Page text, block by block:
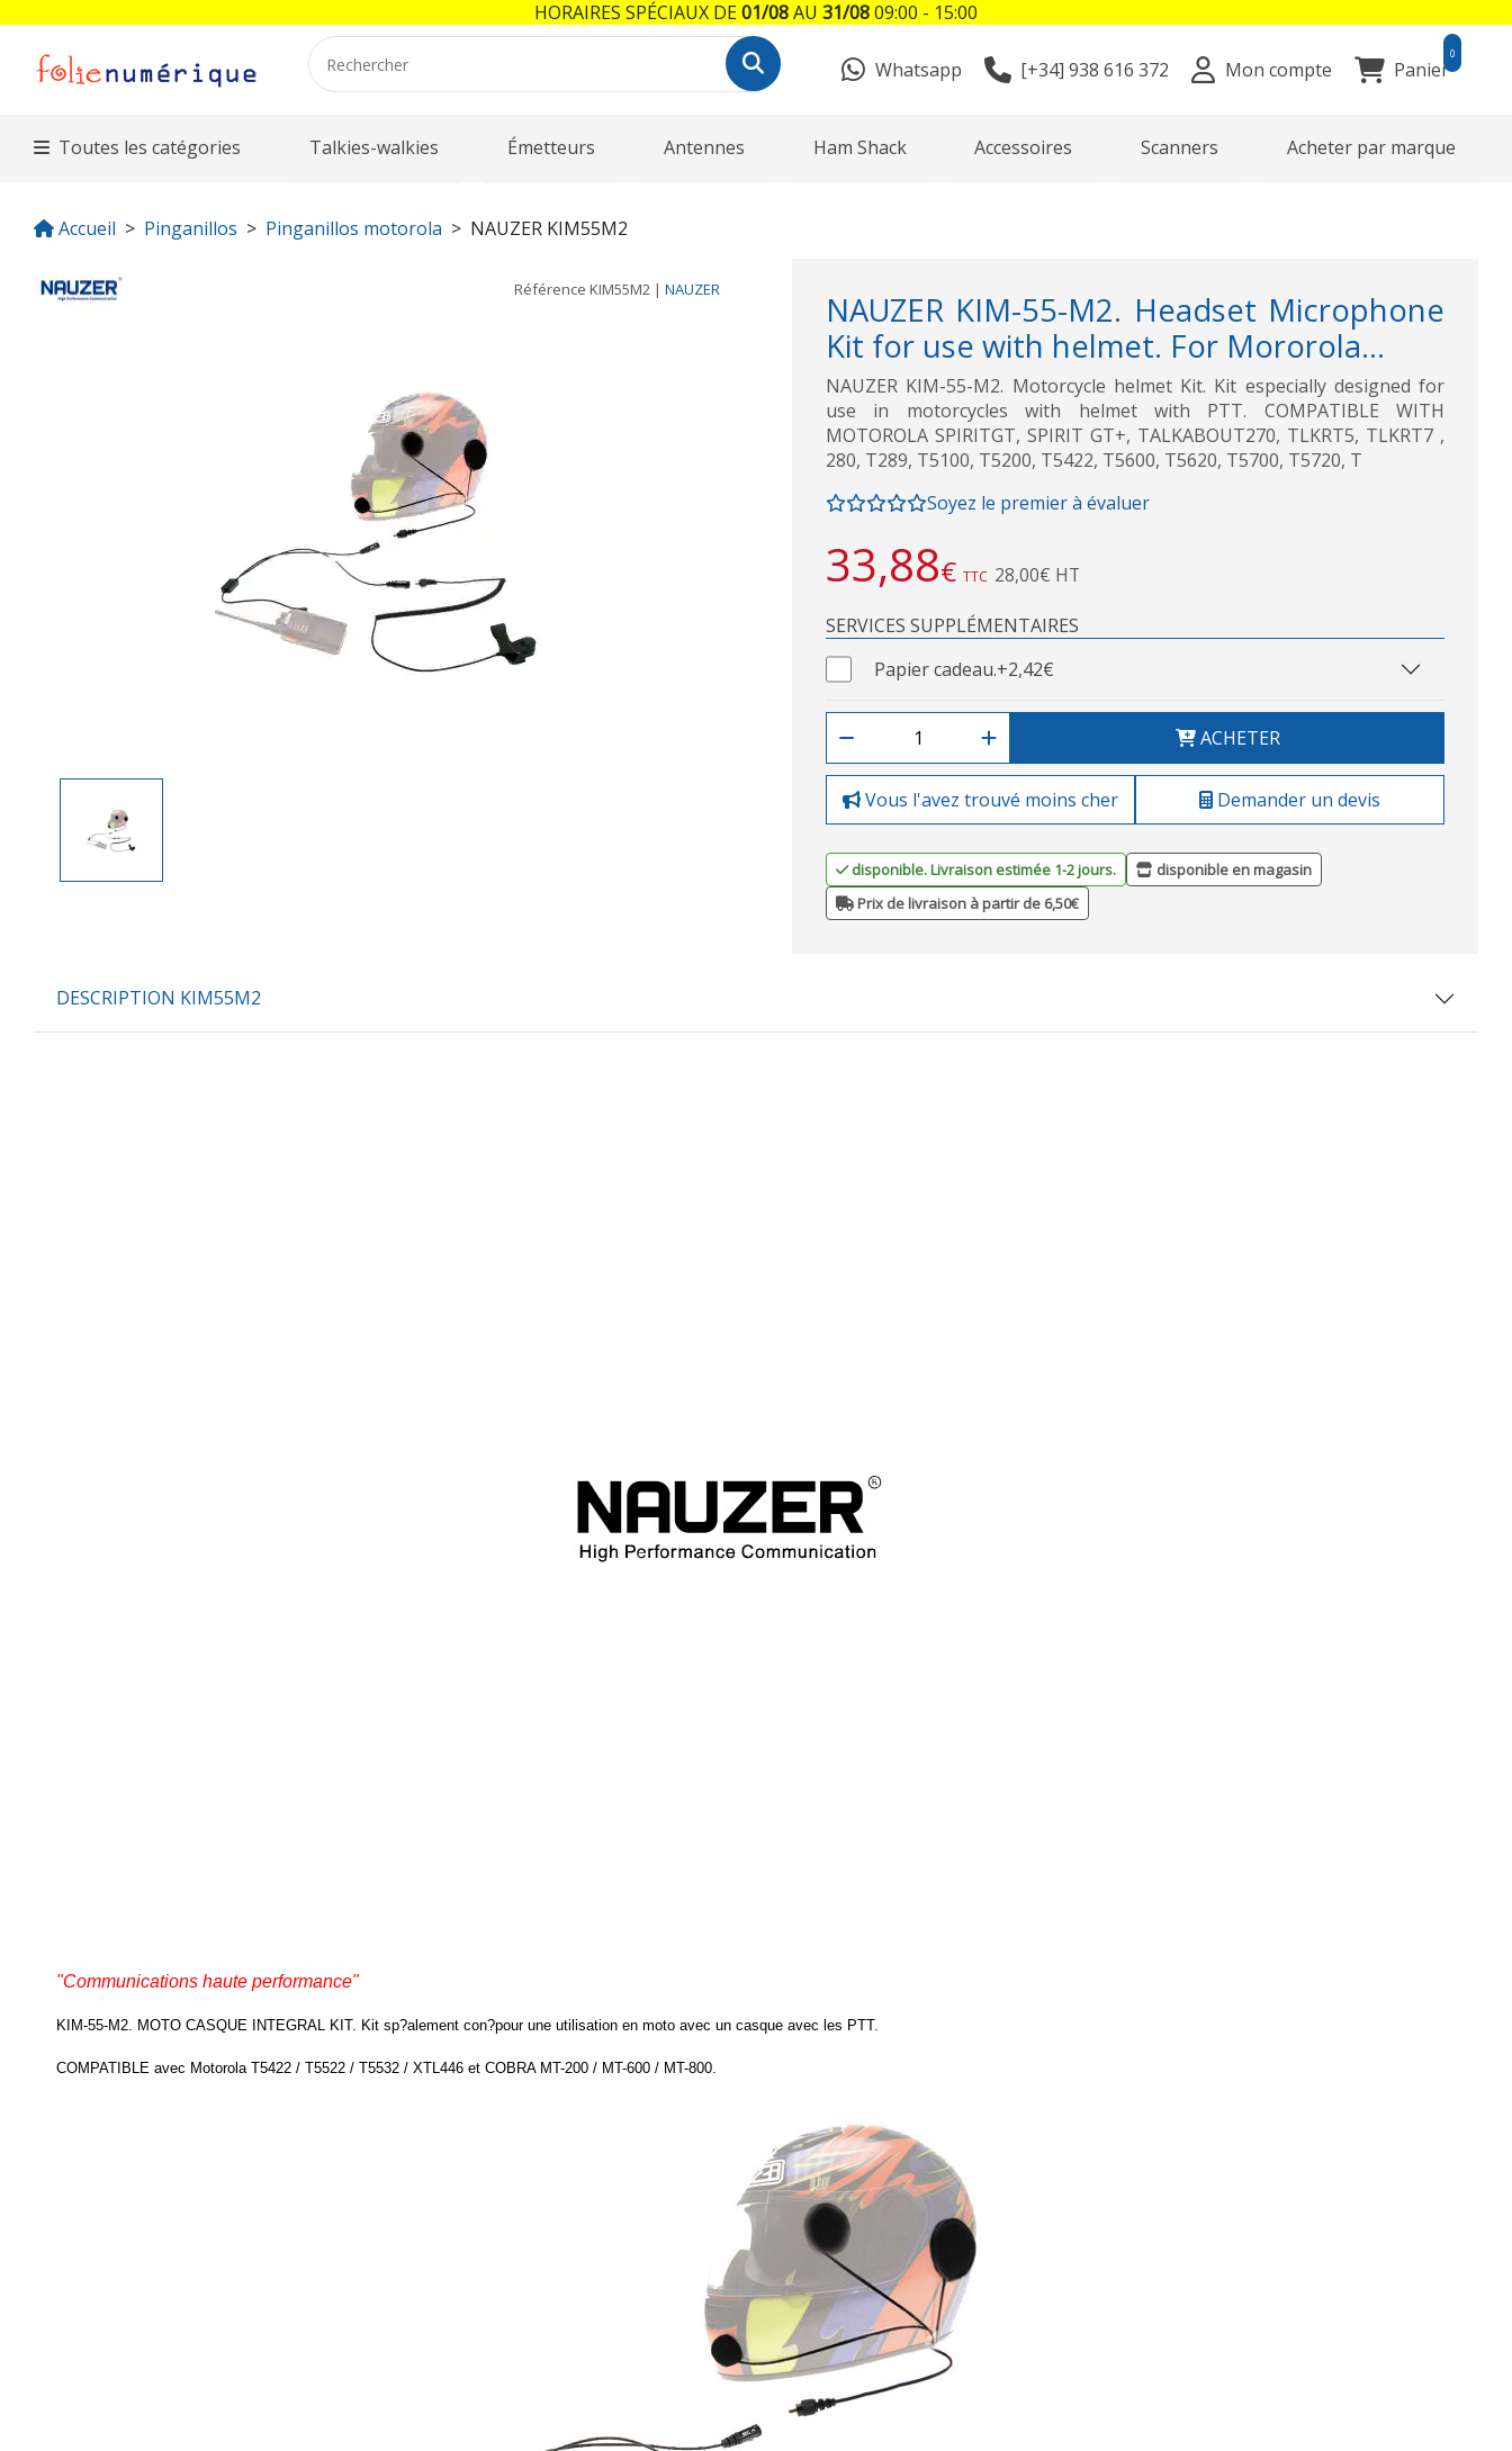
Whatsapp [+34] 938 616 372 Mon compte Panier
0
Toutes les catégories Talkies-walkies Émetteurs Antennes Ham Shack Accessoires Scanners Acheter par marque
Accueil Pinganillos Pinganillos motorola NAUZER KIM55M2
Référence KIM55M2 | NAUZER
NAUZER KIM-55-M2. Headset Microphone
Kit for use with helmet. For Mororola...
NAUZER KIM-55-M2. Motorcycle helmet Kit. Kit especially designed for
use in motorcycles with helmet with PTT. COMPATIBLE WITH
MOTOROLA SPIRITGT, SPIRIT GT+, TALKABOUT270, TLKRT5, TLKRT7 ,
280, T289, T5100, T5200, T5422, T5600, T5620, T5700, T5720, T
Soyez le premier à évaluer
33,88€ TTC 28,00€ HT
SERVICES SUPPLÉMENTAIRES
Papier cadeau.+2,42€
ACHETER
Vous l'avez trouvé moins cher Demander un devis
disponible. Livraison estimée 1-2 jours.
disponible en magasin
Prix de livraison à partir de 6,50€
DESCRIPTION KIM55M2
"Communications haute performance"
KIM-55-M2. MOTO CASQUE INTEGRAL KIT. Kit sp?alement con?pour une utilisation en moto avec un casque avec les PTT.
COMPATIBLE avec Motorola T5422 / T5522 / T5532 / XTL446 et COBRA MT-200 / MT-600 / MT-800.
HORAIRES SPÉCIAUX DE01/08AU 31/0809:00 - 15:00